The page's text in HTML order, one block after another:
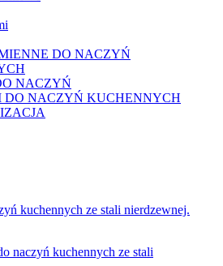
DO NACZYŃ
NACZYŃ
DO NACZYŃ KUCHENNYCH